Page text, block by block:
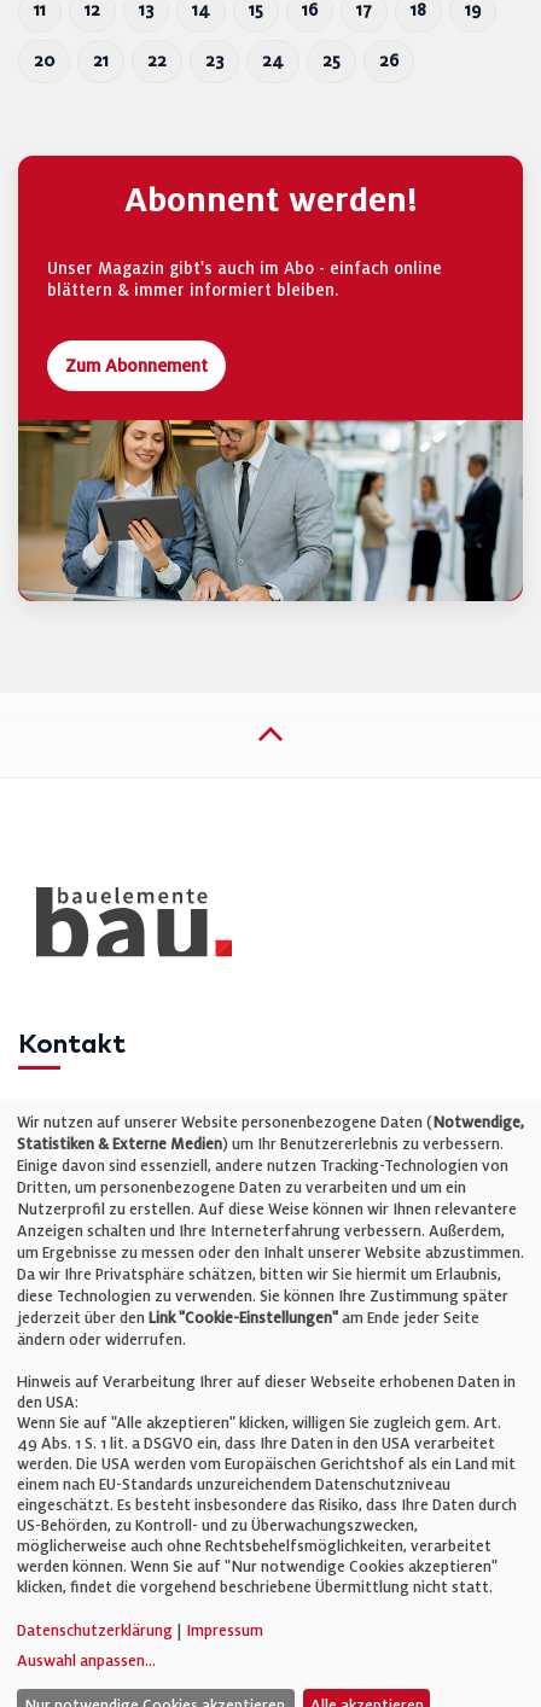
11 12 13 14 15 16 17 18 19
20 21 22 23 24 25 26
Abonnent werden!
Unser Magazin gibt's auch im Abo - einfach online
blättern & immer informiert bleiben.
Zum Abonnement
Kontakt
Telefon: +49 (0)711 2585563-0
E-Mail:info@bauelemente-bau.eu
Unternehmen
Impressum
Cookie-Einstellungen
AGB
© Verlag für Fachpublizistik GmbH
Wir nutzen auf unserer Website personenbezogene Daten (Notwendige,
Statistiken & Externe Medien) um Ihr Benutzererlebnis zu verbessern.
Einige davon sind essenziell, andere nutzen Tracking-Technologien von
Dritten, um personenbezogene Daten zu verarbeiten und um ein
Nutzerprofil zu erstellen. Auf diese Weise können wir Ihnen relevantere
Anzeigen schalten und Ihre Interneterfahrung verbessern. Außerdem,
um Ergebnisse zu messen oder den Inhalt unserer Website abzustimmen.
Da wir Ihre Privatsphäre schätzen, bitten wir Sie hiermit um Erlaubnis,
diese Technologien zu verwenden. Sie können Ihre Zustimmung später
jederzeit über den Link "Cookie-Einstellungen" am Ende jeder Seite
ändern oder widerrufen.
Hinweis auf Verarbeitung Ihrer auf dieser Webseite erhobenen Daten in
den USA:
Wenn Sie auf "Alle akzeptieren" klicken, willigen Sie zugleich gem. Art.
49 Abs. 1 S. 1 lit. a DSGVO ein, dass Ihre Daten in den USA verarbeitet
werden. Die USA werden vom Europäischen Gerichtshof als ein Land mit
einem nach EU-Standards unzureichendem Datenschutzniveau
eingeschätzt. Es besteht insbesondere das Risiko, dass Ihre Daten durch
US-Behörden, zu Kontroll- und zu Überwachungszwecken,
möglicherweise auch ohne Rechtsbehelfsmöglichkeiten, verarbeitet
werden können. Wenn Sie auf "Nur notwendige Cookies akzeptieren"
klicken, findet die vorgehend beschriebene Übermittlung nicht statt.
Datenschutzerklärung
Impressum
Auswahl anpassen...